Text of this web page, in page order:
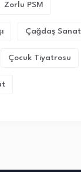
Zorlu PSM
Çağdaş Sanat
Çocuk Tiyatrosu